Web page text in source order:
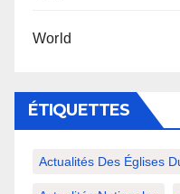
World
ÉTIQUETTES
Actualités Des Églises